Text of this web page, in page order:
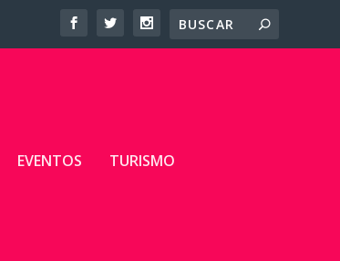
EVENTOS TURISMO